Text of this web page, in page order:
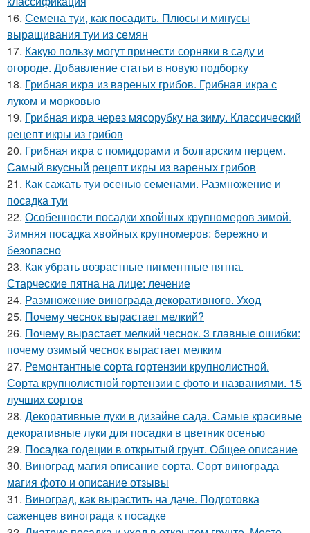
16. Семена туи, как посадить. Плюсы и минусы
выращивания туи из семян
17. Какую пользу могут принести сорняки в саду и
огороде. Добавление статьи в новую подборку
18. Грибная икра из вареных грибов. Грибная икра с
луком и морковью
19. Грибная икра через мясорубку на зиму. Классический
рецепт икры из грибов
20. Грибная икра с помидорами и болгарским перцем.
Самый вкусный рецепт икры из вареных грибов
21. Как сажать туи осенью семенами. Размножение и
посадка туи
22. Особенности посадки хвойных крупномеров зимой.
Зимняя посадка хвойных крупномеров: бережно и
безопасно
23. Как убрать возрастные пигментные пятна.
Старческие пятна на лице: лечение
24. Размножение винограда декоративного. Уход
25. Почему чеснок вырастает мелкий?
26. Почему вырастает мелкий чеснок. 3 главные ошибки:
почему озимый чеснок вырастает мелким
27. Ремонтантные сорта гортензии крупнолистной.
Сорта крупнолистной гортензии с фото и названиями. 15
лучших сортов
28. Декоративные луки в дизайне сада. Самые красивые
декоративные луки для посадки в цветник осенью
29. Посадка годеции в открытый грунт. Общее описание
30. Виноград магия описание сорта. Сорт винограда
магия фото и описание отзывы
31. Виноград, как вырастить на даче. Подготовка
саженцев винограда к посадке